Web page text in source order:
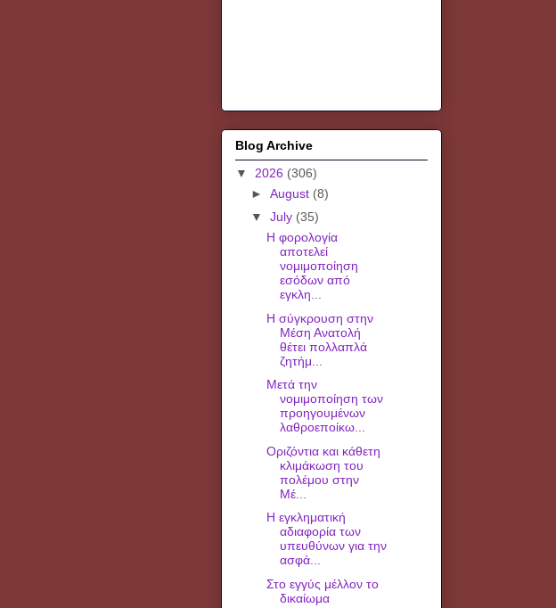
Blog Archive
▼ 2026 (306)
► August (8)
▼ July (35)
Η φορολογία
αποτελεί
νομιμοποίηση
εσόδων από
εγκλη...
H σύγκρουση στην
Μέση Ανατολή
θέτει πολλαπλά
ζητήμ...
Μετά την
νομιμοποίηση των
προηγουμένων
λαθροεποίκω...
Οριζόντια και κάθετη
κλιμάκωση του
πολέμου στην
Μέ...
Η εγκληματική
αδιαφορία των
υπευθύνων για την
ασφά...
Στο εγγύς μέλλον το
δικαίωμα